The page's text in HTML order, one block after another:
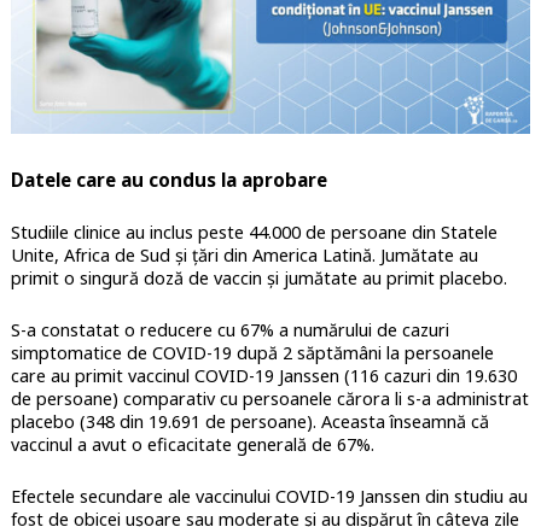
Datele care au condus la aprobare
Studiile clinice au inclus peste 44.000 de persoane din Statele
Unite, Africa de Sud și țări din America Latină. Jumătate au
primit o singură doză de vaccin și jumătate au primit placebo.
S-a constatat o reducere cu 67% a numărului de cazuri
simptomatice de COVID-19 după 2 săptămâni la persoanele
care au primit vaccinul COVID-19 Janssen (116 cazuri din 19.630
de persoane) comparativ cu persoanele cărora li s-a administrat
placebo (348 din 19.691 de persoane). Aceasta înseamnă că
vaccinul a avut o eficacitate generală de 67%.
Efectele secundare ale vaccinului COVID-19 Janssen din studiu au
fost de obicei ușoare sau moderate și au dispărut în câteva zile